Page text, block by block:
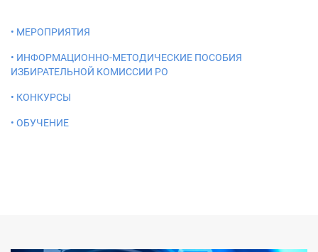
• МЕРОПРИЯТИЯ
• ИНФОРМАЦИОННО-МЕТОДИЧЕСКИЕ ПОСОБИЯ
ИЗБИРАТЕЛЬНОЙ КОМИССИИ РО
• КОНКУРСЫ
• ОБУЧЕНИЕ